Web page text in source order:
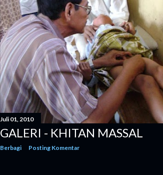
Juli 01, 2010
GALERI - KHITAN MASSAL
Berbagi Posting Komentar